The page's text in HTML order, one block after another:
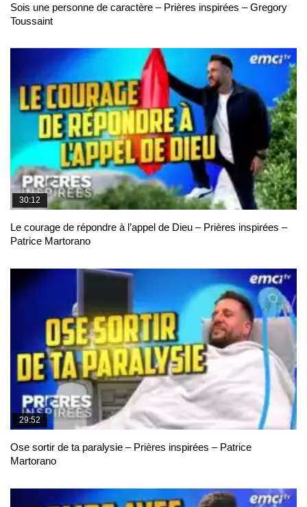
Sois une personne de caractère – Prières inspirées – Gregory
Toussaint
30:12
Le courage de répondre à l’appel de Dieu – Prières inspirées –
Patrice Martorano
29:52
Ose sortir de ta paralysie – Prières inspirées – Patrice
Martorano